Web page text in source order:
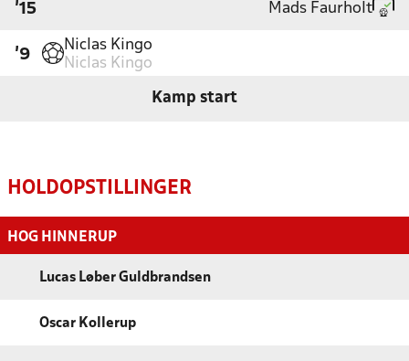
'15 Mads Faurholt
'9
Niclas Kingo
Niclas Kingo
Kamp start
HOLDOPSTILLINGER
HOG HINNERUP
Lucas Løber Guldbrandsen
Oscar Kollerup